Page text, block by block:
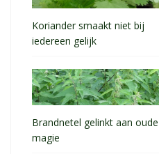
Koriander smaakt niet bij
iedereen gelijk
Brandnetel gelinkt aan oude
magie